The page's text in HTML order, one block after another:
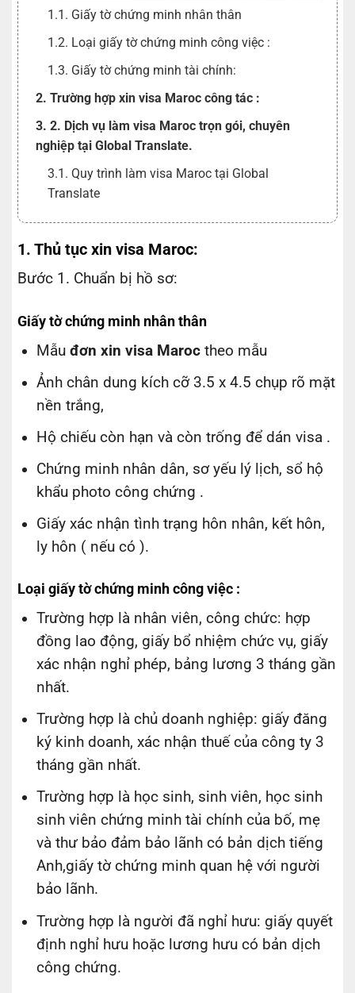
1.1. Giấy tờ chứng minh nhân thân
1.2. Loại giấy tờ chứng minh công việc :
1.3. Giấy tờ chứng minh tài chính:
2. Trường hợp xin visa Maroc công tác :
3. 2. Dịch vụ làm visa Maroc trọn gói, chuyên
nghiệp tại Global Translate.
3.1. Quy trình làm visa Maroc tại Global
Translate
1. Thủ tục xin visa Maroc:
Bước 1. Chuẩn bị hồ sơ:
Giấy tờ chứng minh nhân thân
Mẫuđơn xin visa Maroc theo mẫu
Ảnh chân dung kích cỡ 3.5 x 4.5 chụp rõ mặt
nền trắng,
Hộ chiếu còn hạn và còn trống để dán visa .
Chứng minh nhân dân, sơ yếu lý lịch, sổ hộ
khẩu photo công chứng .
Giấy xác nhận tình trạng hôn nhân, kết hôn,
ly hôn ( nếu có ).
Loại giấy tờ chứng minh công việc :
Trường hợp là nhân viên, công chức: hợp
đồng lao động, giấy bổ nhiệm chức vụ, giấy
xác nhận nghỉ phép, bảng lương 3 tháng gần
nhất.
Trường hợp là chủ doanh nghiệp: giấy đăng
ký kinh doanh, xác nhận thuế của công ty 3
tháng gần nhất.
Trường hợp là học sinh, sinh viên, học sinh
sinh viên chứng minh tài chính của bố, mẹ
và thư bảo đảm bảo lãnh có bản dịch tiếng
Anh,giấy tờ chứng minh quan hệ với người
bảo lãnh.
Trường hợp là người đã nghỉ hưu: giấy quyết
định nghỉ hưu hoặc lương hưu có bản dịch
công chứng.